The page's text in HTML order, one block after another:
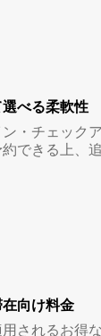
べる柔軟性
・チェック
できる上、
向け料金
されるお得